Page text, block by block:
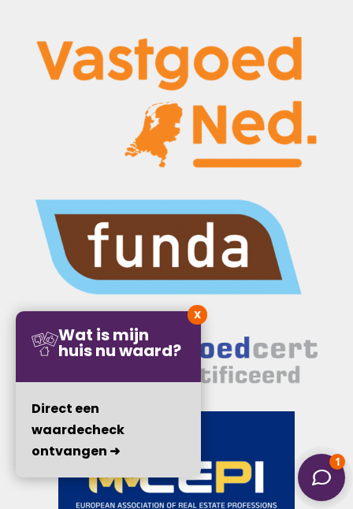
Wat is mijn
huis nu waard?
Direct een
waardecheck
ontvangen ➜
X